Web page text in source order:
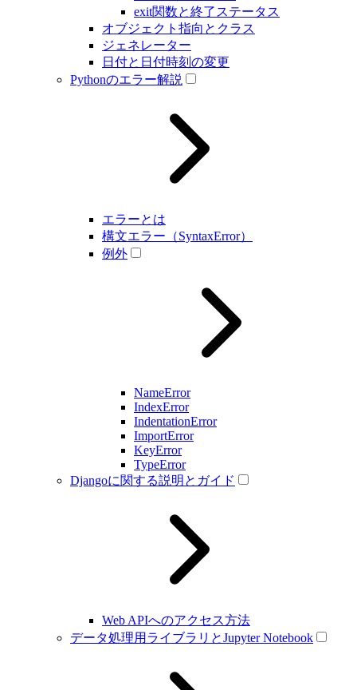
exit関数と終了ステータス
オブジェクト指向とクラス
ジェネレーター
日付と日付時刻の変更
Pythonのエラー解説
エラーとは
構文エラー（SyntaxError）
例外
NameError
IndexError
IndentationError
ImportError
KeyError
TypeError
Djangoに関する説明とガイド
Web APIへのアクセス方法
データ処理用ライブラリとJupyter Notebook